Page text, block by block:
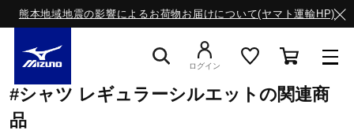
熊本地域地震の影響によるお荷物お届けについて(ヤマト運輸HP)
ログイン
ミズノ公式オンライン レギュラーシルエット
#シャツ レギュラーシルエットの関連商
品